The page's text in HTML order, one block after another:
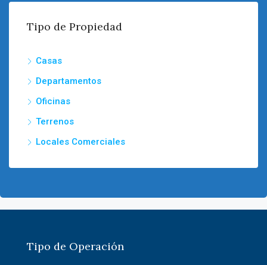
Tipo de Propiedad
Casas
Departamentos
Oficinas
Terrenos
Locales Comerciales
Tipo de Operación